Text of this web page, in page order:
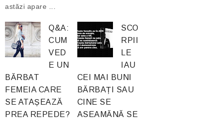
astăzi apare ...
Q&A:
CUM
VED
E UN
BĂRBAT
FEMEIA CARE
SE ATAȘEAZĂ
PREA REPEDE?
SCO
RPII
LE
IAU
CEI MAI BUNI
BĂRBAȚI SAU
CINE SE
ASEAMĂNĂ SE